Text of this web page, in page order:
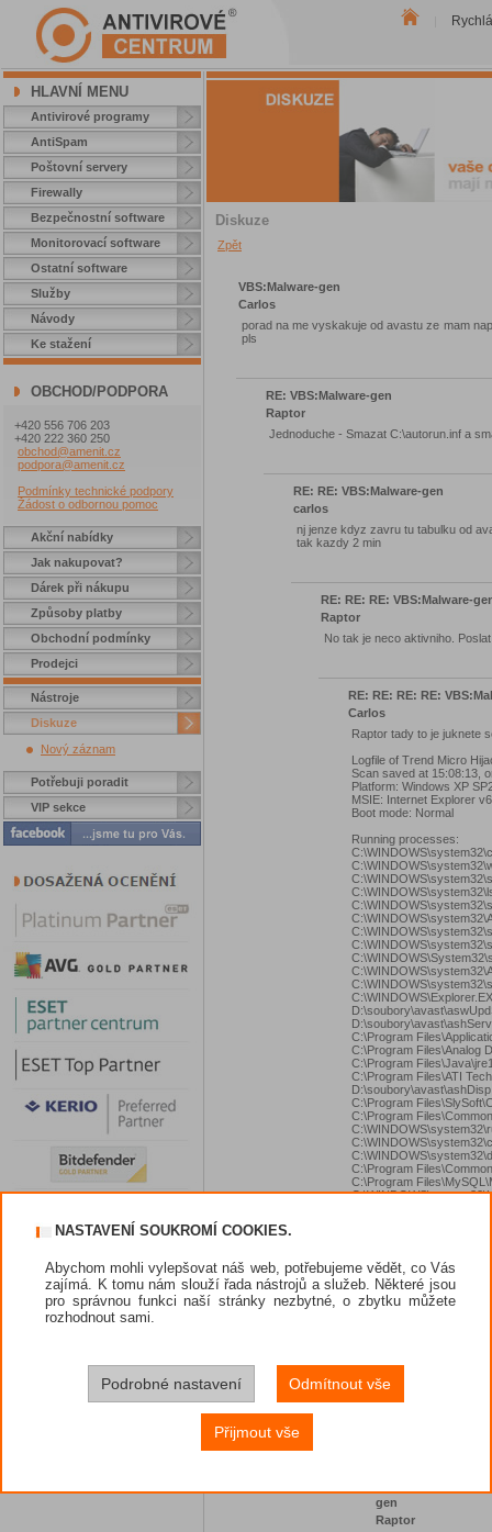
HLAVNÍ MENU
Antivirové programy
AntiSpam
Poštovní servery
Firewally
Bezpečnostní software
Monitorovací software
Ostatní software
Služby
Návody
Ke stažení
OBCHOD/PODPORA
+420 556 706 203
+420 222 360 250
obchod@amenit.cz
podpora@amenit.cz
Podmínky technické podpory
Žádost o odbornou pomoc
Akční nabídky
Jak nakupovat?
Dárek při nákupu
Způsoby platby
Obchodní podmínky
Prodejci
Nástroje
Diskuze
Nový záznam
Potřebuji poradit
VIP sekce
Diskuze
Zpět
VBS:Malware-gen
Carlos
porad na me vyskakuje od avastu ze mam
pls
RE: VBS:Malware-gen
Raptor
Jednoduche - Smazat C:\autorun.inf a
RE: RE: VBS:Malware-gen
carlos
nj jenze kdyz zavru tu tabulku od
tak kazdy 2 min
RE: RE: RE: VBS:Malware-
Raptor
No tak je neco aktivniho.
RE: RE: RE: RE:
Carlos
Raptor tady to je juknete
Logfile of Trend Micro
Scan saved at 15:08:13,
Platform: Windows XP
MSIE: Internet Explorer
Boot mode: Normal
Running processes:
C:\Program
C:\Program Files\Analog
C:\Program
C:\Program Files\ATI
C:\Program
C:\Program
C:\Program
C:\Program
C:\Program Files\ATI
C:\Program Files\ATI
C:\Program Files\Trend
R1 -
RE: RE: RE: RE:
gen
Raptor
NASTAVENÍ SOUKROMÍ COOKIES.
Abychom mohli vylepšovat náš web, potřebujeme vědět, co Vás
zajímá. K tomu nám slouží řada nástrojů a služeb. Některé jsou
pro správnou funkci naší stránky nezbytné, o zbytku můžete
rozhodnout sami.
Podrobné nastavení Odmítnout vše
Přijmout vše